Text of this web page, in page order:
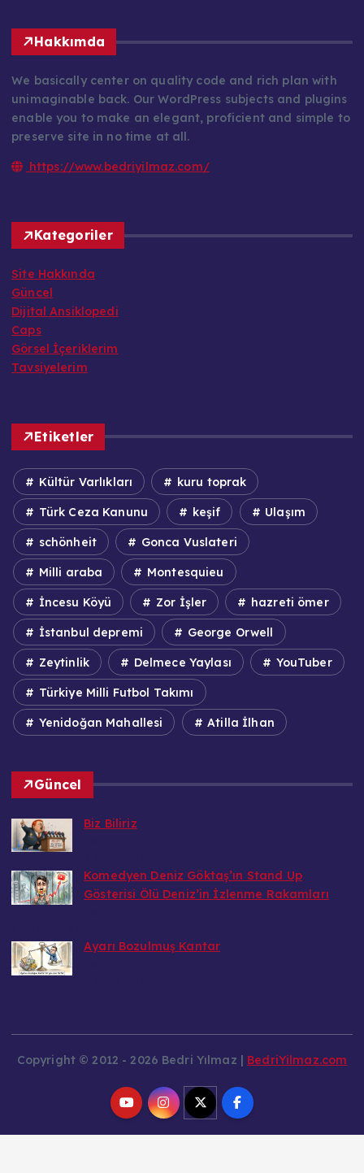
Hakkımda
We basically center on quality code and rich plan with
unimaginable back. Our WordPress subjects and plugins
enable you to make an elegant, proficient and simple to
preserve site in no time at all.
https://www.bedriyilmaz.com/
Kategoriler
Site Hakkında
Güncel
Dijital Ansiklopedi
Caps
Görsel İçeriklerim
Tavsiyelerim
Etiketler
Kültür Varlıkları kuru toprak
Türk Ceza Kanunu keşif Ulaşım
schönheit Gonca Vuslateri
Milli araba Montesquieu
İncesu Köyü Zor İşler hazreti ömer
İstanbul depremi George Orwell
Zeytinlik Delmece Yaylası YouTuber
Türkiye Milli Futbol Takımı
Yenidoğan Mahallesi Atilla İlhan
Güncel
Biz Biliriz
Komedyen Deniz Göktaş’ın Stand Up
Gösterisi Ölü Deniz’in İzlenme Rakamları
Ayarı Bozulmuş Kantar
Copyright © 2012 - 2026 Bedri Yılmaz | BedriYilmaz.com